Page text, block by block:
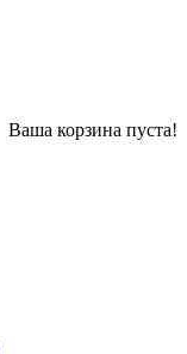
Ваша корзина пуста!